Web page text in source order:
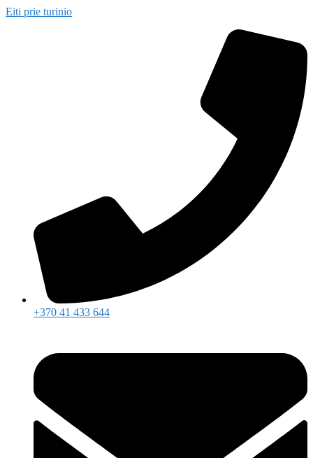
Eiti prie turinio
+370 41 433 644